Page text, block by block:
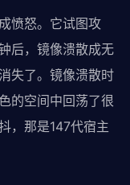
愤怒。它试图攻
后，镜像溃散成无
失了。镜像溃散时
的空间中回荡了很
，那是147代宿主